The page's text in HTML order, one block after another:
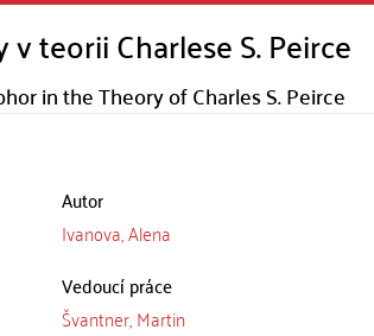
teorii Charlese S. Peirce
in the Theory of Charles S. Peirce
Autor
Ivanova, Alena
Vedoucí práce
Švantner, Martin